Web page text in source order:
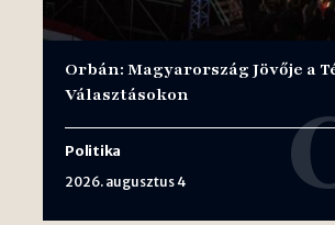
Orbán: Magyarország Jövője a
Választásokon
Politika
2026. augusztus 4